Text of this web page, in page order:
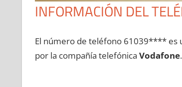
INFORMACIÓN DEL
El número dе teléfono 61039**** es
pοr la compañía telefónica Vodafone.